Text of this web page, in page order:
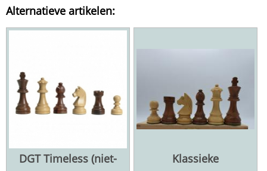
Alternatieve artikelen:
DGT Timeless (niet-
Klassieke